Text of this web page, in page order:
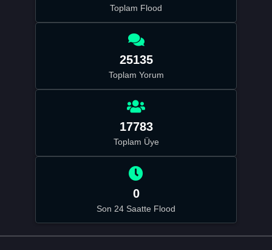
Toplam Flood
25135
Toplam Yorum
17783
Toplam Üye
0
Son 24 Saatte Flood